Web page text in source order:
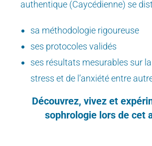
authentique (Caycédienne) se
sa méthodologie rigoureuse
ses protocoles validés
ses résultats mesurables sur
stress et de l’anxiété entre
Découvrez, vivez et
sophrologie lors de cet